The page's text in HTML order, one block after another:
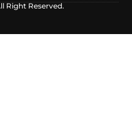
Right Reserved.